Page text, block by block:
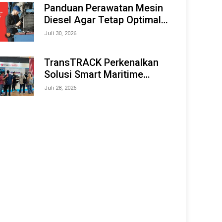
Panduan Perawatan Mesin
Diesel Agar Tetap Optimal
dan Tahan Lama
Juli 30, 2026
TransTRACK Perkenalkan
Solusi Smart Maritime
Monitoring Berbasis AI dan
Juli 28, 2026